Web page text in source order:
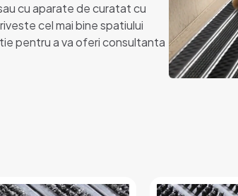
cu aparate de curatat cu
cel mai bine spatiului
pentru a va oferi consultanta